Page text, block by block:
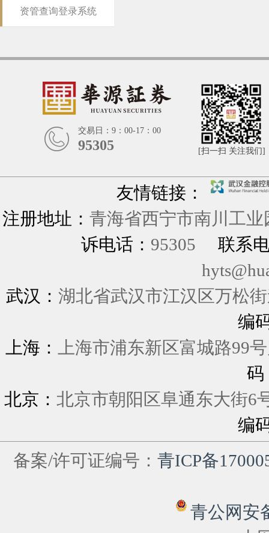
资管查询登录系统
交易日：9：00-17：00
95305 [扫一扫 关注我们]
友情链接：
注册地址： 青海省西宁市南川工
诉电话： 95305
联系
武汉： 湖北省武汉市江汉区万松
编
上海：
上海市浦东新区富
码
北京： 北京市朝阳区阜通东大
编
备案/许可证编号： 青ICP备
青公网安